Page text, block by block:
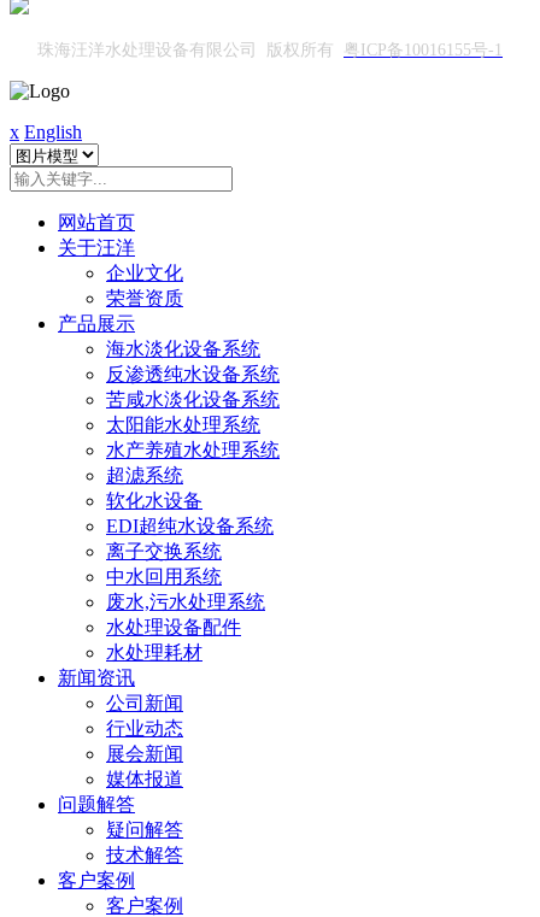
珠海汪洋水处理设备有限公司 版权所有 粤ICP备10016155号-1
x English
网站首页
关于汪洋
企业文化
荣誉资质
产品展示
海水淡化设备系统
反渗透纯水设备系统
苦咸水淡化设备系统
太阳能水处理系统
水产养殖水处理系统
超滤系统
软化水设备
EDI超纯水设备系统
离子交换系统
中水回用系统
废水,污水处理系统
水处理设备配件
水处理耗材
新闻资讯
公司新闻
行业动态
展会新闻
媒体报道
问题解答
疑问解答
技术解答
客户案例
客户案例